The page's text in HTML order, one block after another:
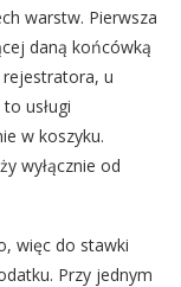
warstw. Pierwsza
daną końcówką
u
usługi
w koszyku.
wyłącznie od
więc do stawki
Przy jednym